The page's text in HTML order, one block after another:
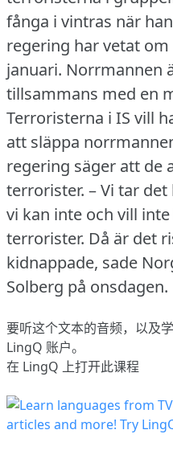
fånga i vintras när
regering har vetat
januari. Norrmannen
tillsammans med en
Terroristerna i IS vill
att släppa
regering säger att de
terrorister. – Vi tar
vi kan inte och vill
terrorister. Då är det
kidnappade, sade
Solberg på onsdagen.
要听这个文本的音频，以及
LingQ 账户。
在 LingQ 上打开此课程